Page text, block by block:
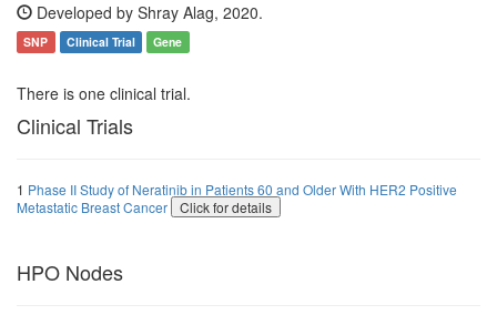
Developed by Shray Alag, 2020.
SNP Clinical Trial Gene
There is one clinical trial.
Clinical Trials
1 Phase II Study of Neratinib in Patients 60 and Older With HER2 Positive
Metastatic Breast Cancer
Click for details
HPO Nodes